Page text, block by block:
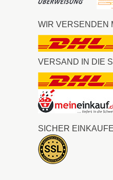
WIR VERSENDEN
VERSAND IN DIE
SICHER